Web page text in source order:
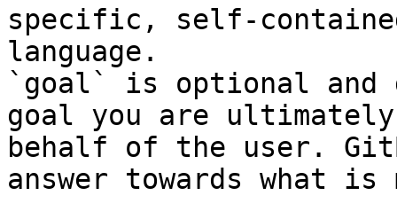
specific, self-
language.
`goal` is optional and
goal you are
behalf of the user.
answer towards what